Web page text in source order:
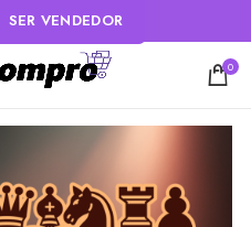
SER VENDEDOR
0